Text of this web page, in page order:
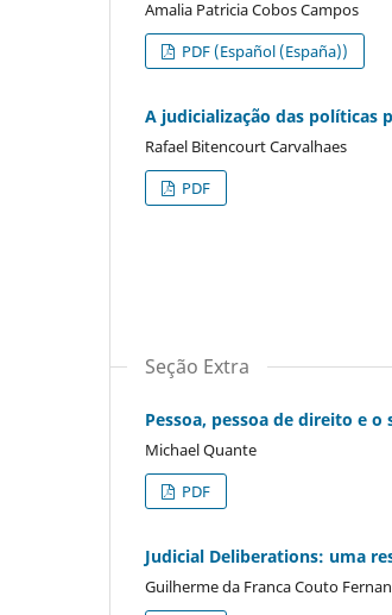
Amalia Patricia Cobos Campos
PDF (Español (España))
A judicialização das políticas
Rafael Bitencourt Carvalhaes
PDF
Seção Extra
Pessoa, pessoa de direito e
Michael Quante
PDF
Judicial Deliberations: uma
Guilherme da Franca Couto